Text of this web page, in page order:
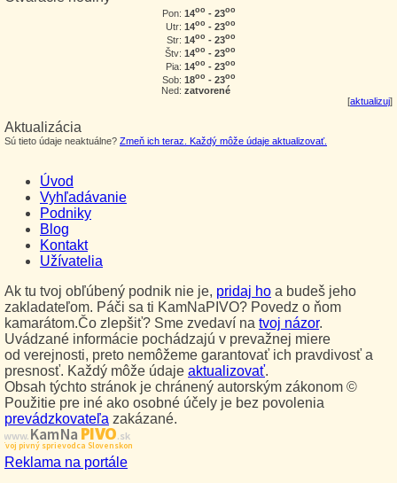
Pon: 14oo - 23oo
Utr: 14oo - 23oo
Str: 14oo - 23oo
Štv: 14oo - 23oo
Pia: 14oo - 23oo
Sob: 18oo - 23oo
Ned: zatvorené
[aktualizuj]
Aktualizácia
Sú tieto údaje neaktuálne? Zmeň ich teraz. Každý môže údaje aktualizovať.
Úvod
Vyhľadávanie
Podniky
Blog
Kontakt
Užívatelia
Ak tu tvoj obľúbený podnik nie je, pridaj ho a budeš jeho
zakladateľom. Páči sa ti KamNaPIVO? Povedz o ňom
kamarátom.Čo zlepšiť? Sme zvedaví na tvoj názor.
Uvádzané informácie pochádzajú v prevažnej miere
od verejnosti, preto nemôžeme garantovať ich pravdivosť a
presnosť. Každý môže údaje aktualizovať.
Obsah týchto stránok je chránený autorským zákonom ©
Použitie pre iné ako osobné účely je bez povolenia
prevádzkovateľa zakázané.
www.Kam NaPIVO.sk
Tvoj pivný sprievodca Slovenskom
Reklama na portále